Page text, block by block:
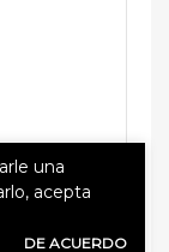
una
acepta
DE ACUERDO